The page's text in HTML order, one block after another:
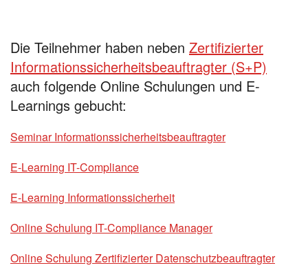
Die Teilnehmer haben neben Zertifizierter
Informationssicherheitsbeauftragter (S+P)
auch folgende Online Schulungen und E-
Learnings gebucht:
Seminar Informationssicherheitsbeauftragter
E-Learning IT-Compliance
E-Learning Informationssicherheit
Online Schulung IT-Compliance Manager
Online Schulung Zertifizierter Datenschutzbeauftragter